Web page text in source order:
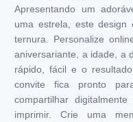
Apresentando um
uma estrela, este
ternura. Personalize
aniversariante, a idade, a
rápido, fácil e o
convite fica pronto
compartilhar
imprimir. Crie uma